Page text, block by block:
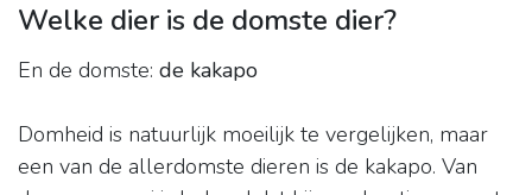
Welke dier is de domste dier?
En de domste: de kakapo
Domheid is natuurlijk moeilijk te vergelijken, maar
een van de allerdomste dieren is de kakapo. Van